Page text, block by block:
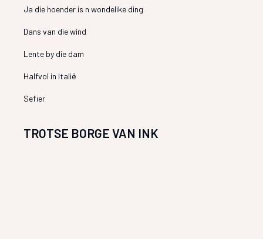
Ja die hoender is n wondelike ding
Dans van die wind
Lente by die dam
Halfvol in Italië
Sefier
TROTSE BORGE VAN INK